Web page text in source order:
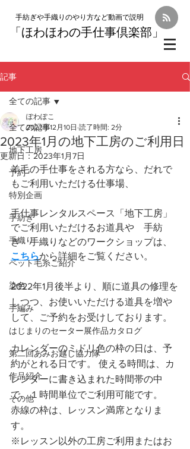
手紡ぎや手織りのやり方など動画で説明
「 ほわほわの手仕事倶楽部」
記事
全ての記事
地下工房
予約
特別企画
手紡ぎ
手織り
ペット毛糸ご紹介
染色
手編み
はじまりのセーター展作品カタログ
第二回あみお越し協力隊
作品紹介
その他
全ての記事
2023年1月の地下工房のご利用日
ぽわぽこ
2022年12月10日 読了時間: 2分
更新日：2023年1月7日
羊毛の手仕事をされる方なら、だれで
もご利用いただける仕事場、
手仕事レンタルスペース「地下工房」
でご利用いただけるお道具や　手紡
ぎ　手織りなどのワークショップは、
こちらから詳細をご覧ください。
2022年1月後半より、順に道具の修理を
しつつ、お使いいただける道具を増や
して、ご予約をお受けしております。
カレンダーのミドリ色の枠の日は、予
約がとれる日です。 使える時間は、カ
レンダーに書き込まれた時間帯の中
で、１時間単位でご利用可能です。
赤線の枠は、レッスン満席となりま
す。
※レッスン以外の工房ご利用またはお